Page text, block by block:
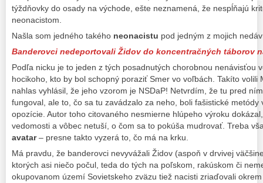
týždňovky do osady na východe, ešte neznamená, že nespĺňajú
neonacistom.
Našla som jedného takého neonacistu pod jedným z mojich
Banderovci nedeportovali Židov do koncentračných táborov
Podľa nicku je to jeden z tých posadnutých chorobnou nenávisťou
hocikoho, kto by bol schopný poraziť Smer vo voľbách. Takíto volili
nahlas vyhlásil, že jeho vzorom je NSDaP! Netvrdím, že tu pred
fungoval, ale to, čo sa tu zavádzalo za neho, boli fašistické metódy
opozície. Autor toho citovaného nesmierne hlúpeho výroku
vedomosti a vôbec netuší, o čom sa to pokúša mudrovať. Treba
avatar– presne takto vyzerá to, čo má na krku.
Má pravdu, že banderovci nevyvážali Židov (aspoň v drvivej
ktorých asi niečo počul, teda do tých na poľskom, rakúskom či
okupovanom území Sovietskeho zväzu tiež nacisti zriaďovali